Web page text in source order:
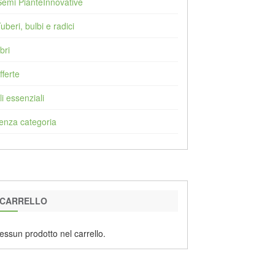
bulbi e radici
essenziali
categoria
CARRELLO
prodotto nel carrello.